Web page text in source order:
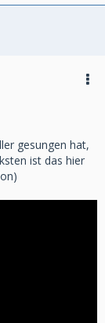
gesungen hat,
ist das hier